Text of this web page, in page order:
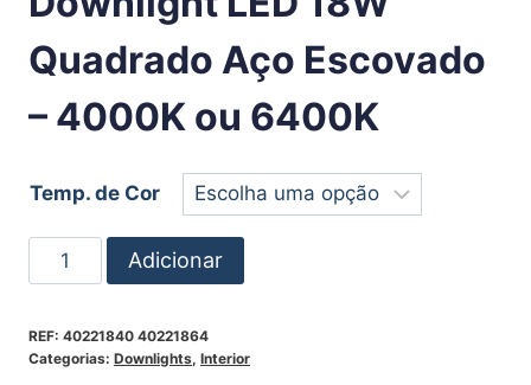
Quadrado Aço Escovado
– 4000K ou 6400K
Temp. de Cor
Adicionar
REF: 40221840 40221864
Categorias: Downlights, Interior